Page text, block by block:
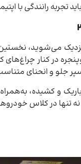
۲۰۱۷ را از جنبه‌های مختلف بررسی
که به اپتیما 2017
در کنار
جلو و انحنای
و کشیده،
تنها در کلاس